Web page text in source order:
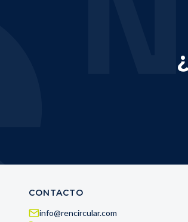
CONTACTO
info@rencircular.com